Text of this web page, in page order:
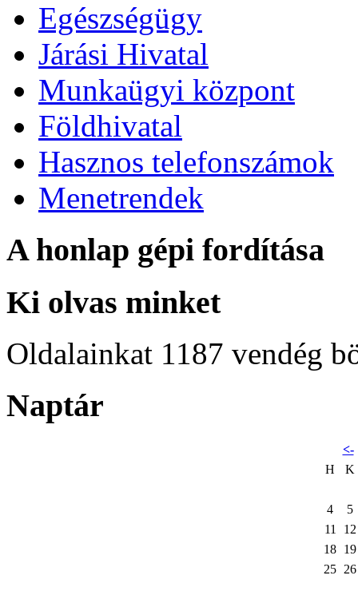
Egészségügy
Járási Hivatal
Munkaügyi központ
Földhivatal
Hasznos telefonszámok
Menetrendek
A honlap gépi fordítása
Ki olvas minket
Oldalainkat 1187 vendég
Naptár
<-
H
K
4
5
11
12
18 19
25 26